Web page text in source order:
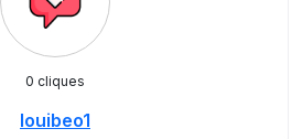
0 cliques
louibeo1